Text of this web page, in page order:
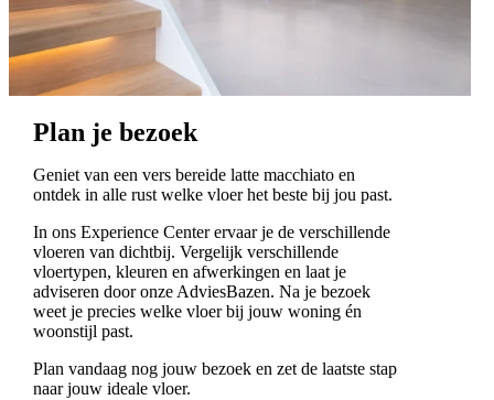
Plan je bezoek
Geniet van een vers bereide latte macchiato en
ontdek in alle rust welke vloer het beste bij jou past.
In ons Experience Center ervaar je de verschillende
vloeren van dichtbij. Vergelijk verschillende
vloertypen, kleuren en afwerkingen en laat je
adviseren door onze AdviesBazen. Na je bezoek
weet je precies welke vloer bij jouw woning én
woonstijl past.
Plan vandaag nog jouw bezoek en zet de laatste stap
naar jouw ideale vloer.